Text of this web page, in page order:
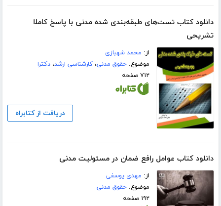
دانلود کتاب تست‌های طبقه‌بندی شده مدنی با پاسخ کاملا
تشریحی
از: محمد شهبازی
موضوع:حقوق مدنی،کارشناسی ارشد،دکترا
۷۱۲ صفحه
دریافت از کتابراه
دانلود کتاب عوامل رافع ضمان در مسئولیت مدنی
از: مهدی یوسفی
موضوع:حقوق مدنی
۱۹۲ صفحه